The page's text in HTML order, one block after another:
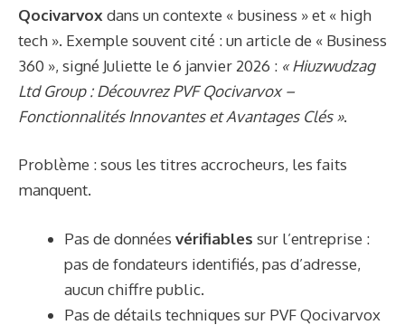
Qocivarvox dans un contexte « business » et « high
tech ». Exemple souvent cité : un article de « Business
360 », signé Juliette le 6 janvier 2026 : « Hiuzwudzag
Ltd Group : Découvrez PVF Qocivarvox –
Fonctionnalités Innovantes et Avantages Clés ».
Problème : sous les titres accrocheurs, les faits
manquent.
Pas de données vérifiables sur l’entreprise :
pas de fondateurs identifiés, pas d’adresse,
aucun chiffre public.
Pas de détails techniques sur PVF Qocivarvox